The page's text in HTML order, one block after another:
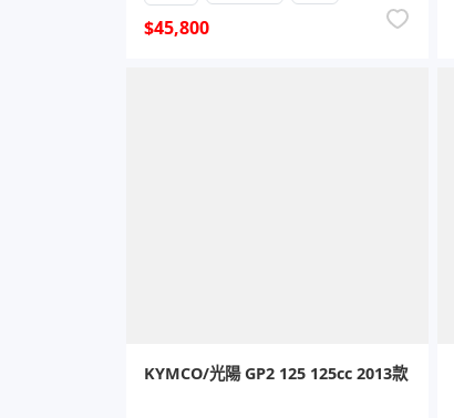
$45,800
KYMCO/光陽 GP2 125 125cc 2013款